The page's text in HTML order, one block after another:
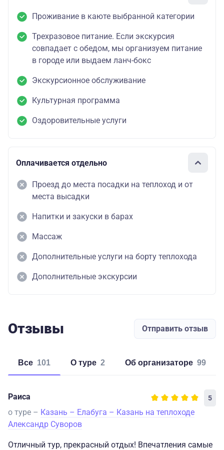
Проживание в каюте выбранной категории
Трехразовое питание. Если экскурсия
совпадает с обедом, мы организуем питание
в городе или выдаем ланч-бокс
Экскурсионное обслуживание
Культурная программа
Оздоровительные услуги
Оплачивается отдельно
Проезд до места посадки на теплоход и от
места высадки
Напитки и закуски в барах
Массаж
Дополнительные услуги на борту теплохода
Дополнительные экскурсии
Отзывы Отправить отзыв
Все 101 о туре 2 об организаторе 99
Раиса 5
о туре – Казань – Елабуга – Казань на теплоходе
Александр Суворов
Отличный тур, прекрасный отдых! Впечатления самые